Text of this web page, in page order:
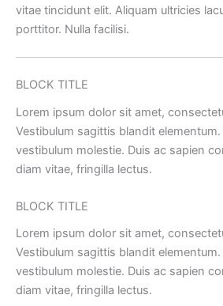
vitae tincidunt elit. Aliquam ultricies
porttitor. Nulla facilisi.
BLOCK TITLE
Lorem ipsum dolor sit amet,
Vestibulum sagittis blandit
vestibulum molestie. Duis ac sapien
diam vitae, fringilla lectus.
BLOCK TITLE
Lorem ipsum dolor sit amet,
Vestibulum sagittis blandit
vestibulum molestie. Duis ac sapien
diam vitae, fringilla lectus.